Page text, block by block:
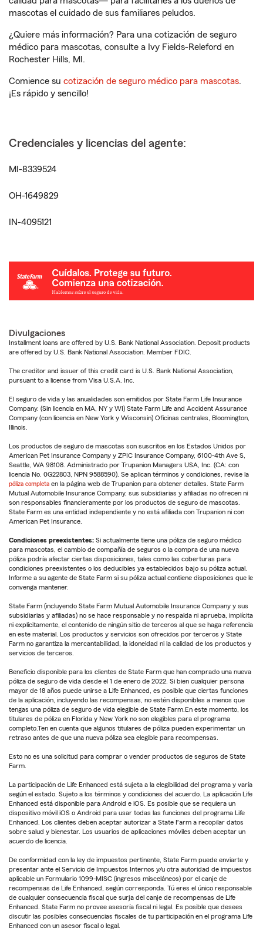
mascotas el cuidado de sus familiares peludos.
¿Quiere más información? Para una cotización de seguro
médico para mascotas, consulte a Ivy Fields-Releford en
Rochester Hills, MI.
Comience su cotización de seguro médico para mascotas.
¡Es rápido y sencillo!
Credenciales y licencias del agente:
MI-8339524
OH-1649829
IN-4095121
Divulgaciones
Installment loans are offered by U.S. Bank National Association. Deposit products
are offered by U.S. Bank National Association. Member FDIC.
The creditor and issuer of this credit card is U.S. Bank National Association,
pursuant to a license from Visa U.S.A. Inc.
El seguro de vida y las anualidades son emitidos por State Farm Life Insurance
Company. (Sin licencia en MA, NY y WI) State Farm Life and Accident Assurance
Company (con licencia en New York y Wisconsin) Oficinas centrales, Bloomington,
Illinois.
Los productos de seguro de mascotas son suscritos en los Estados Unidos por
American Pet Insurance Company y ZPIC Insurance Company, 6100-4th Ave S,
Seattle, WA 98108. Administrado por Trupanion Managers USA, Inc. (CA: con
licencia No. 0G22803, NPN 9588590). Se aplican términos y condiciones, revise la
póliza completa en la página web de Trupanion para obtener detalles. State Farm
Mutual Automobile Insurance Company, sus subsidiarias y afiliadas no ofrecen ni
son responsables financieramente por los productos de seguro de mascotas.
State Farm es una entidad independiente y no está afiliada con Trupanion ni con
American Pet Insurance.
Condiciones preexistentes: Si actualmente tiene una póliza de seguro médico
para mascotas, el cambio de compañía de seguros o la compra de una nueva
póliza podría afectar ciertas disposiciones, tales como las coberturas para
condiciones preexistentes o los deducibles ya establecidos bajo su póliza actual.
Informe a su agente de State Farm si su póliza actual contiene disposiciones que le
convenga mantener.
State Farm (incluyendo State Farm Mutual Automobile Insurance Company y sus
subsidiarias y afiliadas) no se hace responsable y no respalda ni aprueba, implícita
ni explícitamente, el contenido de ningún sitio de terceros al que se haga referencia
en este material. Los productos y servicios son ofrecidos por terceros y State
Farm no garantiza la mercantabilidad, la idoneidad ni la calidad de los productos y
servicios de terceros.
Beneficio disponible para los clientes de State Farm que han comprado una nueva
póliza de seguro de vida desde el 1 de enero de 2022. Si bien cualquier persona
mayor de 18 años puede unirse a Life Enhanced, es posible que ciertas funciones
de la aplicación, incluyendo las recompensas, no estén disponibles a menos que
tengas una póliza de seguro de vida elegible de State Farm.En este momento, los
titulares de póliza en Florida y New York no son elegibles para el programa
completo.Ten en cuenta que algunos titulares de póliza pueden experimentar un
retraso antes de que una nueva póliza sea elegible para recompensas.
Esto no es una solicitud para comprar o vender productos de seguros de State
Farm.
La participación de Life Enhanced está sujeta a la elegibilidad del programa y varía
según el estado. Sujeto a los términos y condiciones del acuerdo. La aplicación Life
Enhanced está disponible para Android e iOS. Es posible que se requiera un
dispositivo móvil iOS o Android para usar todas las funciones del programa Life
Enhanced. Los clientes deben aceptar autorizar a State Farm a recopilar datos
sobre salud y bienestar. Los usuarios de aplicaciones móviles deben aceptar un
acuerdo de licencia.
De conformidad con la ley de impuestos pertinente, State Farm puede enviarte y
presentar ante el Servicio de Impuestos Internos y/u otra autoridad de impuestos
aplicable un Formulario 1099-MISC (ingresos misceláneos) por el canje de
recompensas de Life Enhanced, según corresponda. Tú eres el único responsable
de cualquier consecuencia fiscal que surja del canje de recompensas de Life
Enhanced. State Farm no provee asesoría fiscal ni legal. Es posible que desees
discutir las posibles consecuencias fiscales de tu participación en el programa Life
Enhanced con un asesor fiscal o legal.